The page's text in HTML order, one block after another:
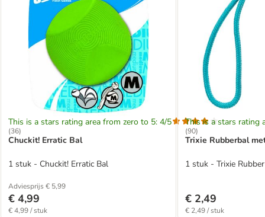
This is a stars rating area from zero to 5: 4/5
(36)
Chuckit! Erratic Bal
1 stuk - Chuckit! Erratic Bal
Adviesprijs € 5,99
€ 4,99
€ 4,99 / stuk
This is a stars rating
(90)
Trixie Rubberbal
1 stuk - Trixie
€ 2,49
€ 2,49 / stuk